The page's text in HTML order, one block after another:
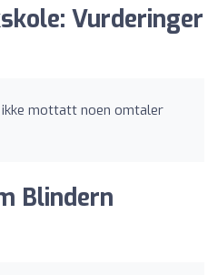
Vurderinger
mottatt noen omtaler
Blindern